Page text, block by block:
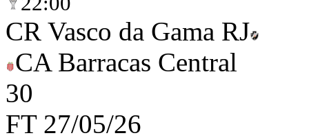
CR Vasco da Gama RJ
CA Barracas Central
30
FT 27/05/26